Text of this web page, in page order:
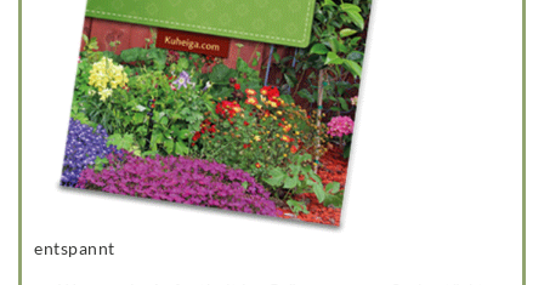
entspannt